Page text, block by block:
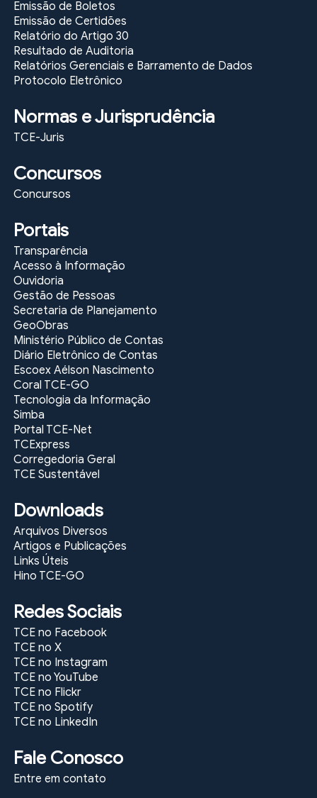
Emissão de Boletos
Emissão de Certidões
Relatório do Artigo 30
Resultado de Auditoria
Relatórios Gerenciais e Barramento de Dados
Protocolo Eletrônico
Normas e Jurisprudência
TCE-Juris
Concursos
Concursos
Portais
Transparência
Acesso à Informação
Ouvidoria
Gestão de Pessoas
Secretaria de Planejamento
GeoObras
Ministério Público de Contas
Diário Eletrônico de Contas
Escoex Aélson Nascimento
Coral TCE-GO
Tecnologia da Informação
Simba
Portal TCE-Net
TCExpress
Corregedoria Geral
TCE Sustentável
Downloads
Arquivos Diversos
Artigos e Publicações
Links Úteis
Hino TCE-GO
Redes Sociais
TCE no Facebook
TCE no X
TCE no Instagram
TCE no YouTube
TCE no Flickr
TCE no Spotify
TCE no LinkedIn
Fale Conosco
Entre em contato